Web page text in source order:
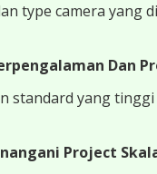
type camera yang
Dan
standard yang
Project